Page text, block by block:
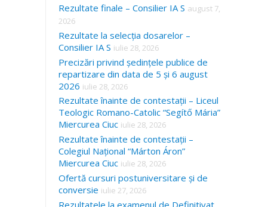
Rezultate finale – Consilier IA S august 7,
2026
Rezultate la selecția dosarelor –
Consilier IA S iulie 28, 2026
Precizări privind ședințele publice de
repartizare din data de 5 și 6 august
2026 iulie 28, 2026
Rezultate înainte de contestații – Liceul
Teologic Romano-Catolic “Segítő Mária”
Miercurea Ciuc iulie 28, 2026
Rezultate înainte de contestații –
Colegiul Național “Márton Áron”
Miercurea Ciuc iulie 28, 2026
Ofertă cursuri postuniversitare și de
conversie iulie 27, 2026
Rezultatele la examenul de Definitivat